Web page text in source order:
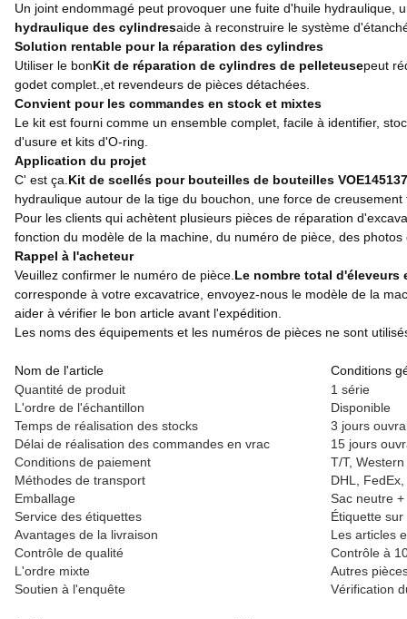
Un joint endommagé peut provoquer une fuite d'huile
hydraulique des cylindresaide à reconstruire le système
Solution rentable pour la réparation des cylindres
Utiliser le bonKit de réparation de cylindres de pelleteusepeut
godet complet.,et revendeurs de pièces détachées.
Convient pour les commandes en stock et mixtes
Le kit est fourni comme un ensemble complet, facile à identifier,
d'usure et kits d'O-ring.
Application du projet
C' est ça. Kit de scellés pour bouteilles de bouteilles
hydraulique autour de la tige du bouchon, une force de
Pour les clients qui achètent plusieurs pièces de réparation
fonction du modèle de la machine, du numéro de pièce, des
Rappel à l'acheteur
Veuillez confirmer le numéro de pièce. Le nombre total d'éleveurs
corresponde à votre excavatrice, envoyez-nous le modèle de la
aider à vérifier le bon article avant l'expédition.
Les noms des équipements et les numéros de pièces ne sont
Nom de l'article
Conditions
Quantité de produit
1 série
L'ordre de l'échantillon
Disponible
Temps de réalisation des stocks
3 jours
Délai de réalisation des commandes en vrac
15 jours
Conditions de paiement
T/T,
Méthodes de transport
DHL,
Emballage
Sac neutre
Service des étiquettes
Étiquette
Avantages de la livraison
Les articles
Contrôle de qualité
Contrôle à
L'ordre mixte
Autres
Soutien à l'enquête
Vérification